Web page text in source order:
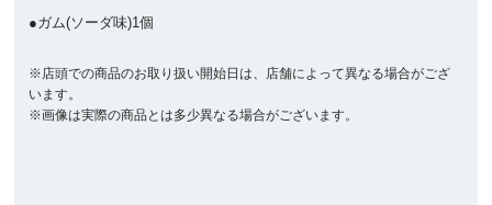
●ガム(ソーダ味)1個
※店頭での商品のお取り扱い開始日は、店舗によって異なる場合がござ
います。
※画像は実際の商品とは多少異なる場合がございます。